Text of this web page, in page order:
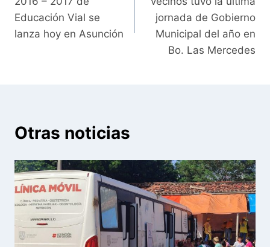
entradas
Educación Vial se
lanza hoy en Asunción
jornada de Gobierno
Municipal del año en
Bo. Las Mercedes
Otras noticias